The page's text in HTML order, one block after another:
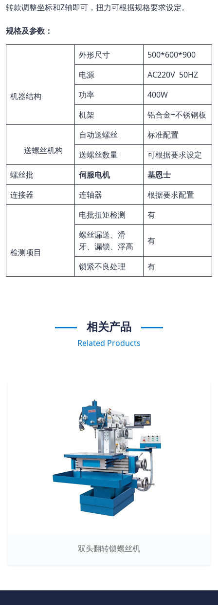
转款调整坐标和Z轴即可，扭力可根据规格要求设定。
规格及参数：
机器结构
外形尺寸
500*600*900
电源
AC220V 50HZ
功率
400W
机架
铝合金+不锈钢板
送螺丝机构
自动送螺丝
标准配置
送螺丝数量
可根据要求设定
螺丝批
伺服电机
基恩士
连接器
连轴器 根据要求配置
检测项目
电批扭矩检测
有
螺丝漏送、滑
牙、漏锁、浮高
有
锁紧不良处理 有
相关产品
Related Products
双头翻转锁螺丝机